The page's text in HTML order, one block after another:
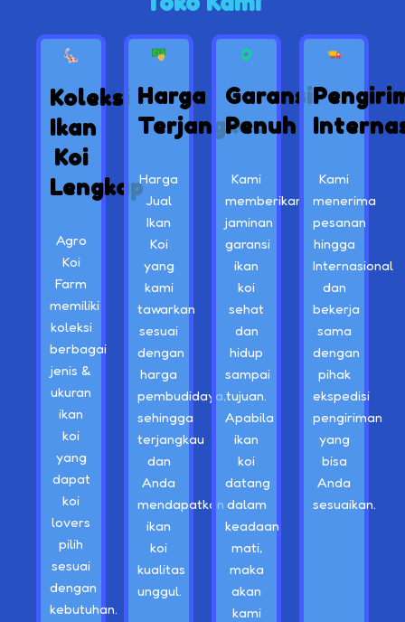
Koleksi
Ikan
Koi
Lengkap
Agro
Koi
Farm
memiliki
koleksi
berbagai
jenis &
ukuran
ikan
koi
yang
dapat
koi
lovers
pilih
sesuai
dengan
kebutuhan.
Harga
Terjangkau
Harga
Jual
Ikan
Koi
yang
kami
tawarkan
sesuai
dengan
harga
pembudidaya,
sehingga
terjangkau
dan
Anda
mendapatkan
ikan
koi
kualitas
unggul.
Garansi
Penuh
Kami
memberikan
jaminan
garansi
ikan
koi
sehat
dan
hidup
sampai
tujuan.
Apabila
ikan
koi
datang
dalam
keadaan
mati,
maka
akan
kami
Kami
menerima
pesanan
hingga
Internasional
dan
bekerja
sama
dengan
pihak
ekspedisi
pengiriman
yang
bisa
Anda
sesuaikan.